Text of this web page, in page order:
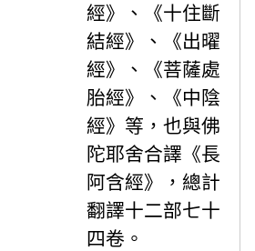
經》、《十住斷
結經》、《出曜
經》、《菩薩處
胎經》、《中陰
經》等，也與佛
陀耶舍合譯《長
阿含經》，總計
翻譯十二部七十
四卷。